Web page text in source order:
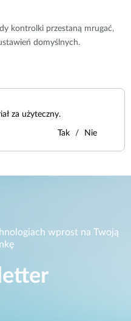
kontrolki przestaną mrugać,
domyślnych.
za użyteczny.
Tak Nie
wprost na Twoją